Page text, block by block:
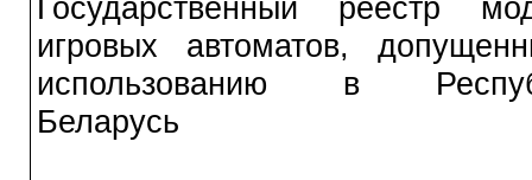
Государственный реестр
игровых автоматов,
использованию в
Беларусь